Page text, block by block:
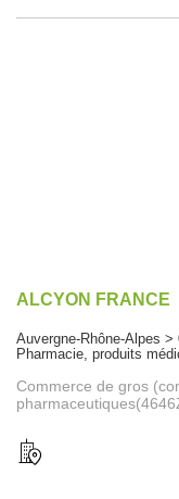
ALCYON FRANCE
Auvergne-Rhône-Alpes
Pharmacie, produits
Commerce de gros